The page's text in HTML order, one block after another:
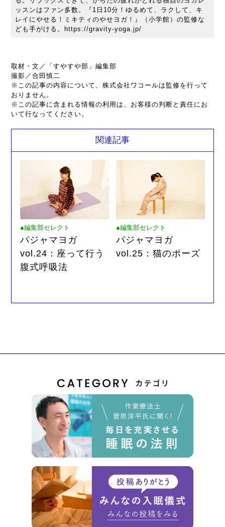
ッスンはファン多数。『1日10分！ゆるめて、ラクして、キ
レイにやせる！ミキティのやせヨガ！』（小学館）の監修な
ども手がける。https://gravity-yoga.jp/
取材・文／「すやすや部」編集部
撮影／合田慎二
※この記事の内容について、株式会社ワコールは監修を行って
おりません。
※この記事に含まれる情報の利用は、お客様の判断と責任にお
いて行なってください。
関連記事
●編集部セレクト
パジャマヨガ
vol.24：座って行う
腹式呼吸法
●編集部セレクト
パジャマヨガ
vol.25：猫のポーズ